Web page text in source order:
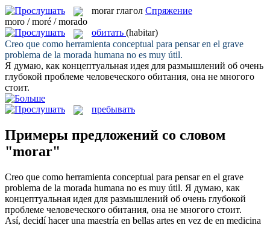
morar глагол Спряжение
moro / moré / morado
обитать (habitar)
Creo que como herramienta conceptual para pensar en el grave
problema de la morada humana no es muy útil.
Я думаю, как концептуальная идея для размышлений об очень
глубокой проблеме человеческого обитания, она не многого
стоит.
пребывать
Примеры предложений со словом
"morar"
Creo que como herramienta conceptual para pensar en el grave
problema de la morada humana no es muy útil. Я думаю, как
концептуальная идея для размышлений об очень глубокой
проблеме человеческого обитания, она не многого стоит.
Así, decidí hacer una maestría en bellas artes en vez de en medicina